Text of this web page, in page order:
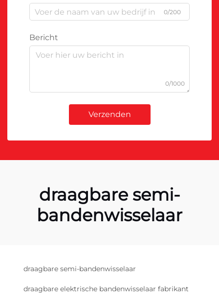
0/200
Bericht
0/1000
Verzenden
draagbare semi-
bandenwisselaar
draagbare semi-bandenwisselaar
draagbare elektrische bandenwisselaar fabrikant